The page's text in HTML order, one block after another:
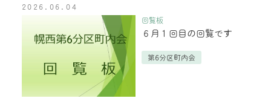
2026.06.04
回覧板
６月１回目の回覧です
第6分区町内会